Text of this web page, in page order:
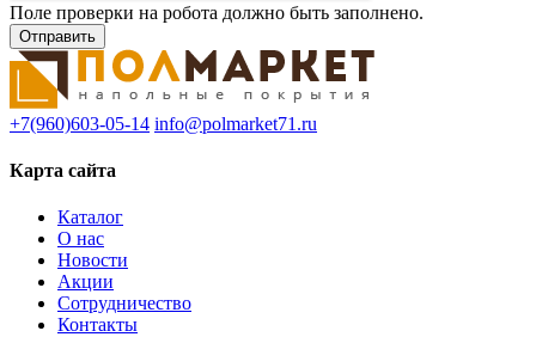
Поле проверки на робота должно быть заполнено.
+7(960)603-05-14 info@polmarket71.ru
Карта сайта
Каталог
О нас
Новости
Акции
Сотрудничество
Контакты